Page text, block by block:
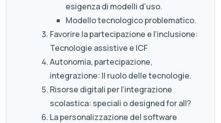
esigenza di modelli d’uso.
Modello tecnologico problematico.
Favorire la partecipazione e l’inclusione:
Tecnologie assistive e ICF
Autonomia, partecipazione,
integrazione: Il ruolo delle tecnologie.
Risorse digitali per l’integrazione
scolastica: speciali o designed for all?
La personalizzazione del software